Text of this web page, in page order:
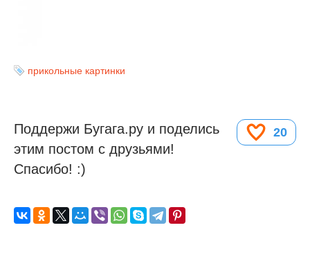
прикольные картинки
20
Поддержи Бугага.ру и поделись
этим постом с друзьями!
Спасибо! :)